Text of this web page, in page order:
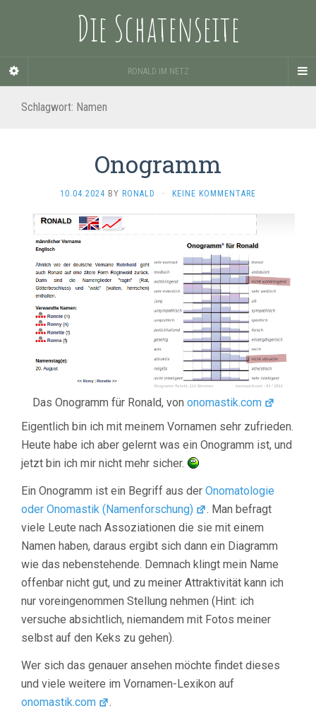
Die Schatenseite
RONALD IM NETZ
Schlagwort: Namen
Onogramm
10.04.2024 BY RONALD · KEINE KOMMENTARE
Das Onogramm für Ronald, von onomastik.com
Eigentlich bin ich mit meinem Vornamen sehr zufrieden.
Heute habe ich aber gelernt was ein Onogramm ist, und
jetzt bin ich mir nicht mehr sicher.
Ein Onogramm ist ein Begriff aus der Onomatologie
oder Onomastik (Namenforschung)
. Man befragt
viele Leute nach Assoziationen die sie mit einem
Namen haben, daraus ergibt sich dann ein Diagramm
wie das nebenstehende. Demnach klingt mein Name
offenbar nicht gut, und zu meiner Attraktivität kann ich
nur voreingenommen Stellung nehmen (Hint: ich
versuche absichtlich, niemandem mit Fotos meiner
selbst auf den Keks zu gehen).
Wer sich das genauer ansehen möchte findet dieses
und viele weitere im Vornamen-Lexikon auf
onomastik.com
.